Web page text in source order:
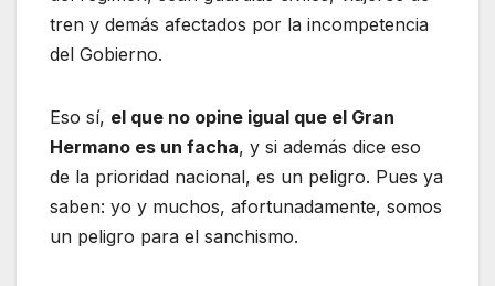
tren y demás afectados por la incompetencia
del Gobierno.
Eso sí, el que no opine igual que el Gran
Hermano es un facha, y si además dice eso
de la prioridad nacional, es un peligro. Pues ya
saben: yo y muchos, afortunadamente, somos
un peligro para el sanchismo.